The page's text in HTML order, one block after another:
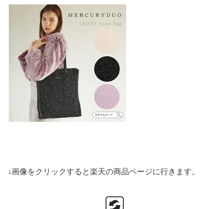
↓画像をクリックすると楽天の商品ページに行きます。